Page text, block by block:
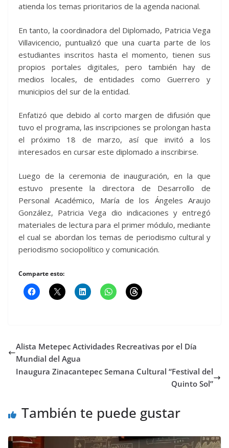
atienda los temas prioritarios de la agenda nacional.
En tanto, la coordinadora del Diplomado, Patricia Vega
Villavicencio, puntualizó que una cuarta parte de los
estudiantes inscritos hasta el momento, tienen sus
propios portales digitales, pero también hay de
medios locales, de entidades como Guerrero y
municipios del sur de la entidad.
Enfatizó que debido al corto margen de difusión que
tuvo el programa, las inscripciones se prolongan hasta
el próximo 18 de marzo, así que invitó a los
interesados en cursar este diplomado a inscribirse.
Luego de la ceremonia de inauguración, en la que
estuvo presente la directora de Desarrollo de
Personal Académico, María de los Ángeles Araujo
González, Patricia Vega dio indicaciones y entregó
materiales de lectura para el primer módulo, mediante
el cual se abordan los temas de periodismo cultural y
periodismo sociopolítico y comunicación.
Comparte esto:
Alista Metepec Actividades Recreativas por el Día
Mundial del Agua
Inaugura Zinacantepec Semana Cultural “Festival del
Quinto Sol”
También te puede gustar